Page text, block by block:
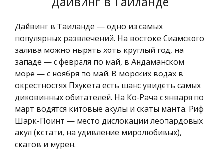
Дайвинг в Таиланде — одно из самых
популярных развлечений. На востоке Сиамского
залива можно нырять хоть круглый год, на
западе — с февраля по май, в Андаманском
море — с ноября по май. В морских водах в
окрестностях Пхукета есть шанс увидеть самых
диковинных обитателей. На Ко-Рача с января по
март водятся китовые акулы и скаты манта. Риф
Шарк-Поинт — место дислокации леопардовых
акул (кстати, на удивление миролюбивых),
скатов и мурен.